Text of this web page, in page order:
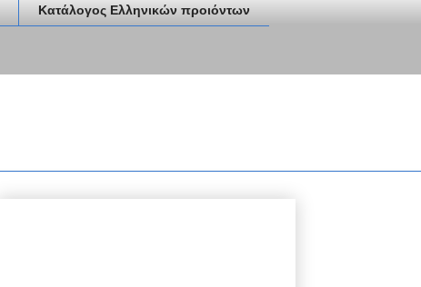
Κατάλογος Ελληνικών προιόντων